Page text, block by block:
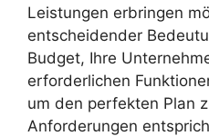
Leistungen erbringen
entscheidender
Budget, Ihre
erforderlichen
um den perfekten Plan
Anforderungen